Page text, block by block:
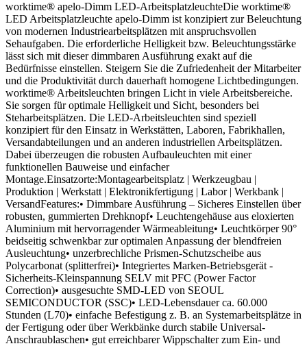
worktime® apelo-Dimm LED-ArbeitsplatzleuchteDie worktime®
LED Arbeitsplatzleuchte apelo-Dimm ist konzipiert zur Beleuchtung
von modernen Industriearbeitsplätzen mit anspruchsvollen
Sehaufgaben. Die erforderliche Helligkeit bzw. Beleuchtungsstärke
lässt sich mit dieser dimmbaren Ausführung exakt auf die
Bedürfnisse einstellen. Steigern Sie die Zufriedenheit der Mitarbeiter
und die Produktivität durch dauerhaft homogene Lichtbedingungen.
worktime® Arbeitsleuchten bringen Licht in viele Arbeitsbereiche.
Sie sorgen für optimale Helligkeit und Sicht, besonders bei
Steharbeitsplätzen. Die LED-Arbeitsleuchten sind speziell
konzipiert für den Einsatz in Werkstätten, Laboren, Fabrikhallen,
Versandabteilungen und an anderen industriellen Arbeitsplätzen.
Dabei überzeugen die robusten Aufbauleuchten mit einer
funktionellen Bauweise und einfacher
Montage.Einsatzorte:Montagearbeitsplatz | Werkzeugbau |
Produktion | Werkstatt | Elektronikfertigung | Labor | Werkbank |
VersandFeatures:• Dimmbare Ausführung – Sicheres Einstellen über
robusten, gummierten Drehknopf• Leuchtengehäuse aus eloxierten
Aluminium mit hervorragender Wärmeableitung• Leuchtkörper 90°
beidseitig schwenkbar zur optimalen Anpassung der blendfreien
Ausleuchtung• unzerbrechliche Prismen-Schutzscheibe aus
Polycarbonat (splitterfrei)• Integriertes Marken-Betriebsgerät -
Sicherheits-Kleinspannung SELV mit PFC (Power Factor
Correction)• ausgesuchte SMD-LED von SEOUL
SEMICONDUCTOR (SSC)• LED-Lebensdauer ca. 60.000
Stunden (L70)• einfache Befestigung z. B. an Systemarbeitsplätze in
der Fertigung oder über Werkbänke durch stabile Universal-
Anschraublaschen• gut erreichbarer Wippschalter zum Ein- und